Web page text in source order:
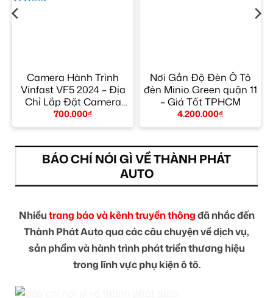
Camera Hành Trình
Vinfast VF5 2024 – Địa
Chỉ Lắp Đặt Camera
Hành Trình Uy Tín
TPHCM
700.000₫
Nơi Gắn Độ Đèn Ô Tô
đèn Minio Green quận 11
– Giá Tốt TPHCM
4.200.000₫
BÁO CHÍ NÓI GÌ VỀ THÀNH PHÁT
AUTO
Nhiềutrang báo và kênh truyền thôngđã nhắc đến
Thành Phát Auto qua các câu chuyện về dịch vụ,
sản phẩm và hành trình phát triển thương hiệu
trong lĩnh vực phụ kiện ô tô.